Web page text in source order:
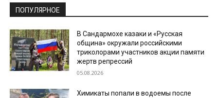
ПОПУЛЯРНОЕ
В Сандармохе казаки и «Русская
община» окружали российскими
триколорами участников акции памяти
жертв репрессий
05.08.2026
Химикаты попали в водоемы после